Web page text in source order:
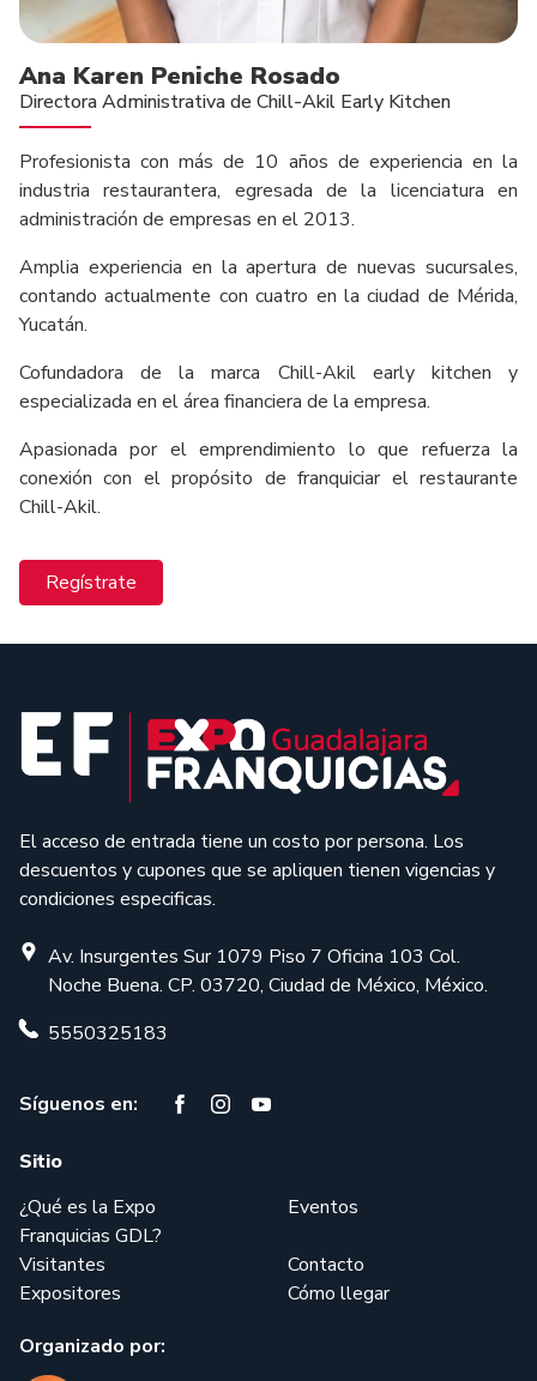
Ana Karen Peniche Rosado
Directora Administrativa de Chill-Akil Early Kitchen
Profesionista con más de 10 años de experiencia en la
industria restaurantera, egresada de la licenciatura en
administración de empresas en el 2013.
Amplia experiencia en la apertura de nuevas sucursales,
contando actualmente con cuatro en la ciudad de Mérida,
Yucatán.
Cofundadora de la marca Chill-Akil early kitchen y
especializada en el área financiera de la empresa.
Apasionada por el emprendimiento lo que refuerza la
conexión con el propósito de franquiciar el restaurante
Chill-Akil.
Regístrate
El acceso de entrada tiene un costo por persona. Los
descuentos y cupones que se apliquen tienen vigencias y
condiciones especificas.
Av. Insurgentes Sur 1079 Piso 7 Oficina 103 Col.
Noche Buena. CP. 03720, Ciudad de México, México.
5550325183
Síguenos en:
Sitio
¿Qué es la Expo
Franquicias GDL?
Eventos
Visitantes
Contacto
Expositores
Cómo llegar
Organizado por: